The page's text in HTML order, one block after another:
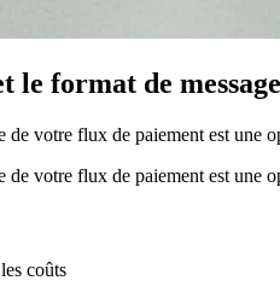
format de
de votre flux de paiement est une
de votre flux de paiement est une
coûts